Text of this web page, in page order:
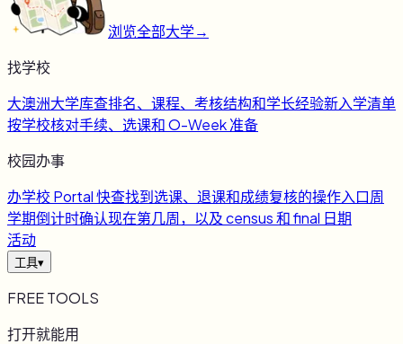
浏览全部大学→
找学校
大澳洲大学库查排名、课程、考核结构和学长经验新入学清单
按学校核对手续、选课和 O-Week 准备
校园办事
办学校 Portal 快查找到选课、退课和成绩复核的操作入口周
学期倒计时确认现在第几周，以及 census 和 final 日期
活动
工具▾
FREE TOOLS
打开就能用